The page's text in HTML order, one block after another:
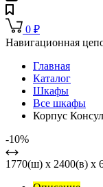
0 ₽
Навигационная
Главная
Каталог
Шкафы
Все шкафы
Корпус
-10%
1770(ш) x 2400(в) x